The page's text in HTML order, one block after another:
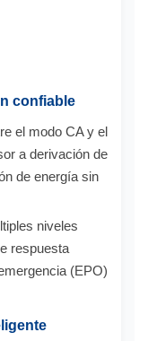
confiable
el modo CA y el
a derivación de
de energía sin
niveles
respuesta
(EPO)